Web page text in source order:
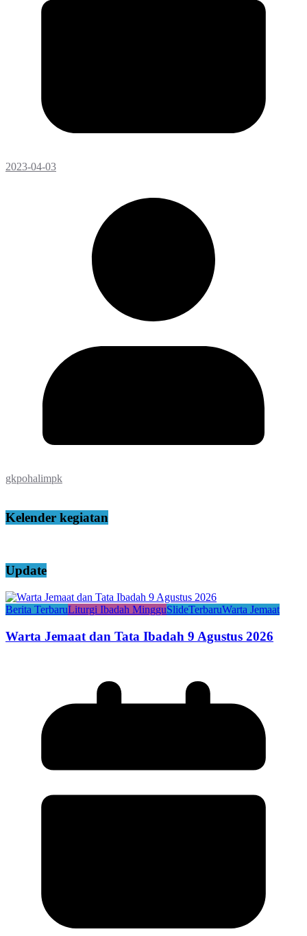
2023-04-03
gkpohalimpk
Kelender kegiatan
Update
Berita TerbaruLiturgi Ibadah MingguSlideTerbaruWarta Jemaat
Warta Jemaat dan Tata Ibadah 9 Agustus 2026